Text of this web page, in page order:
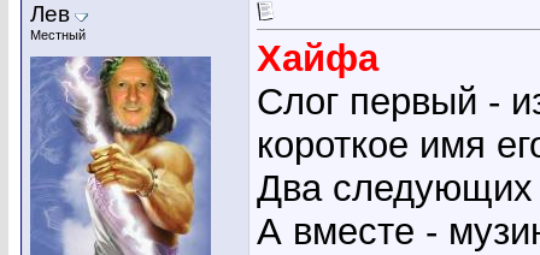
Лев
Местный
Хайфа
Слог первый -
короткое имя
Два следующих
А вместе -